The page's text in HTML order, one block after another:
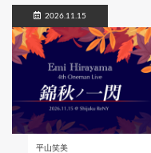
2026.11.15
平山笑美